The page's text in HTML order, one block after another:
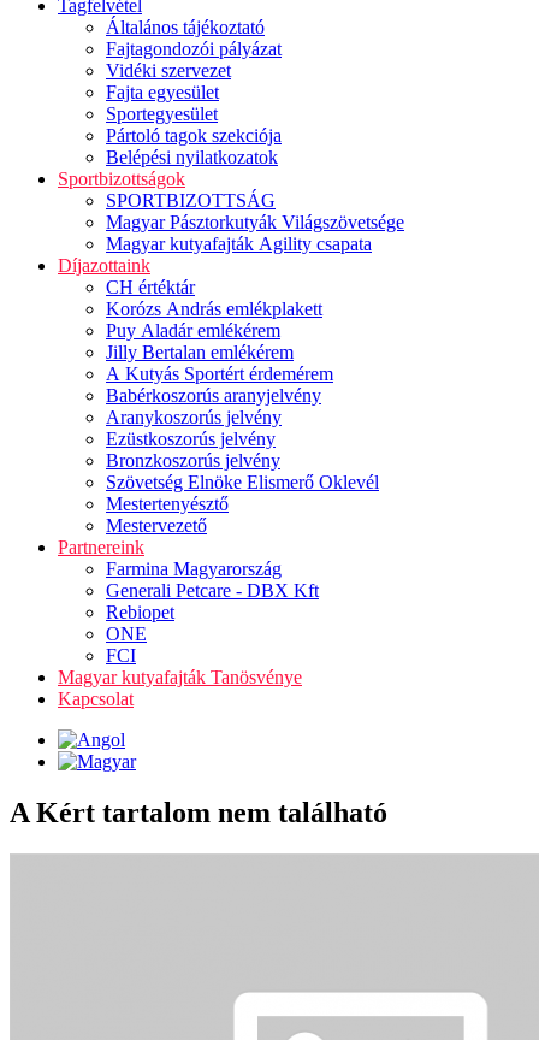
Tagfelvétel
Általános tájékoztató
Fajtagondozói pályázat
Vidéki szervezet
Fajta egyesület
Sportegyesület
Pártoló tagok szekciója
Belépési nyilatkozatok
Sportbizottságok
SPORTBIZOTTSÁG
Magyar Pásztorkutyák Világszövetsége
Magyar kutyafajták Agility csapata
Díjazottaink
CH értéktár
Korózs András emlékplakett
Puy Aladár emlékérem
Jilly Bertalan emlékérem
A Kutyás Sportért érdemérem
Babérkoszorús aranyjelvény
Aranykoszorús jelvény
Ezüstkoszorús jelvény
Bronzkoszorús jelvény
Szövetség Elnöke Elismerő Oklevél
Mestertenyésztő
Mestervezető
Partnereink
Farmina Magyarország
Generali Petcare - DBX Kft
Rebiopet
ONE
FCI
Magyar kutyafajták Tanösvénye
Kapcsolat
A Kért tartalom nem található